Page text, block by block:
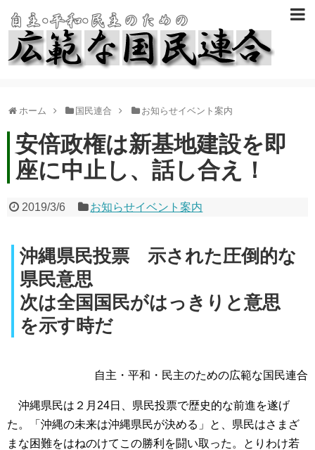
ホーム 国民連合 お知らせイベント案内
安倍政権は新基地建設を即
座に中止し、話し合え！
2019/3/6 お知らせイベント案内
沖縄県民投票 示された圧倒的な
県民意思
次は全国国民がはっきりと意思
を示す時だ
自主・平和・民主のための広範な国民連合
沖縄県民は２月24日、県民投票で歴史的な前進を遂げ
た。「沖縄の未来は沖縄県民が決める」と、県民はさまざ
まな困難をはねのけてこの勝利を闘い取った。とりわけ若